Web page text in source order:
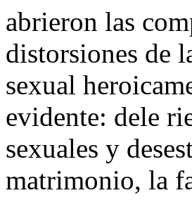
abrieron las
distorsiones de
sexual
evidente: dele
sexuales y
matrimonio, la